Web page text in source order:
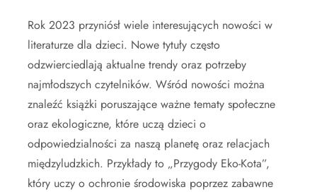
Rok 2023 przyniósł wiele interesujących nowości w
literaturze dla dzieci. Nowe tytuły często
odzwierciedlają aktualne trendy oraz potrzeby
najmłodszych czytelników. Wśród nowości można
znaleźć książki poruszające ważne tematy społeczne
oraz ekologiczne, które uczą dzieci o
odpowiedzialności za naszą planetę oraz relacjach
międzyludzkich. Przykłady to „Przygody Eko-Kota”,
który uczy o ochronie środowiska poprzez zabawne